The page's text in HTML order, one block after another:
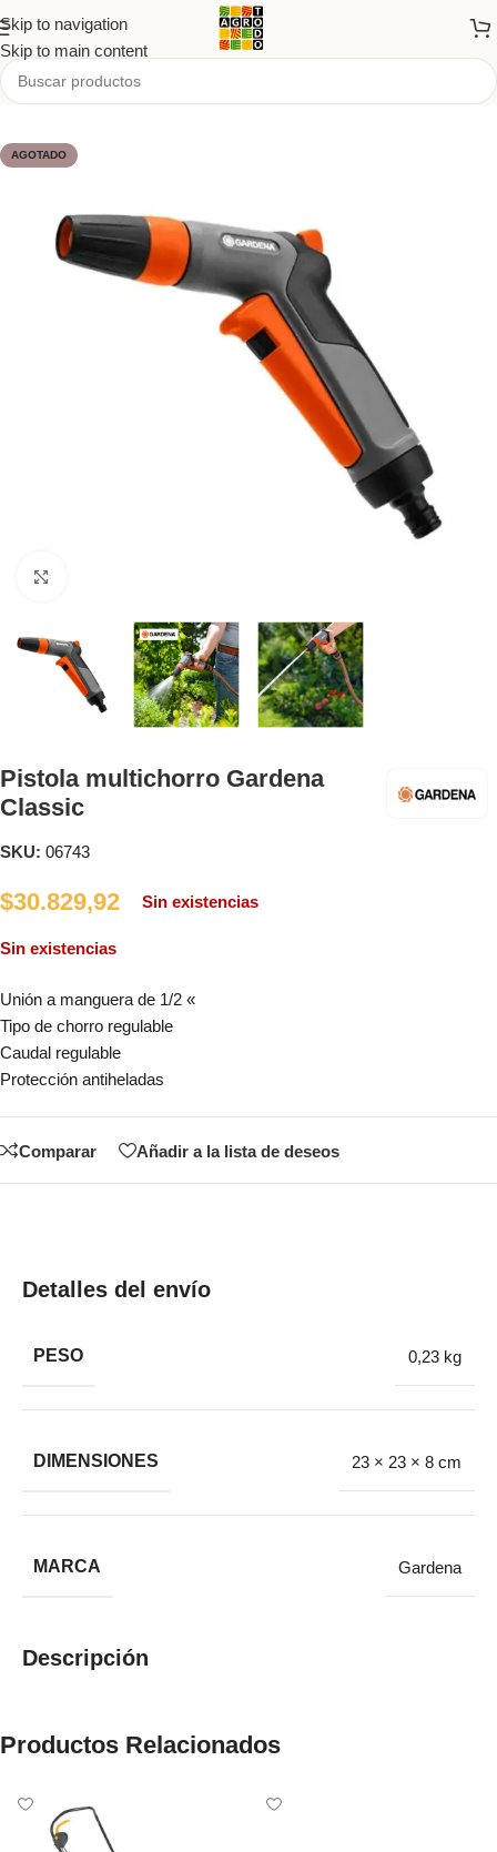
Skip to navigation
Skip to main content
Tienda
AGOTADO
Pistola multichorro Gardena
Classic
SKU: 06743
$30.829,92 Sin existencias
Sin existencias
Unión a manguera de 1/2 «
Tipo de chorro regulable
Caudal regulable
Protección antiheladas
Comparar Añadir a la lista de deseos
Detalles del envío
PESO 0,23 kg
DIMENSIONES 23 × 23 × 8 cm
MARCA Gardena
Descripción
Productos Relacionados